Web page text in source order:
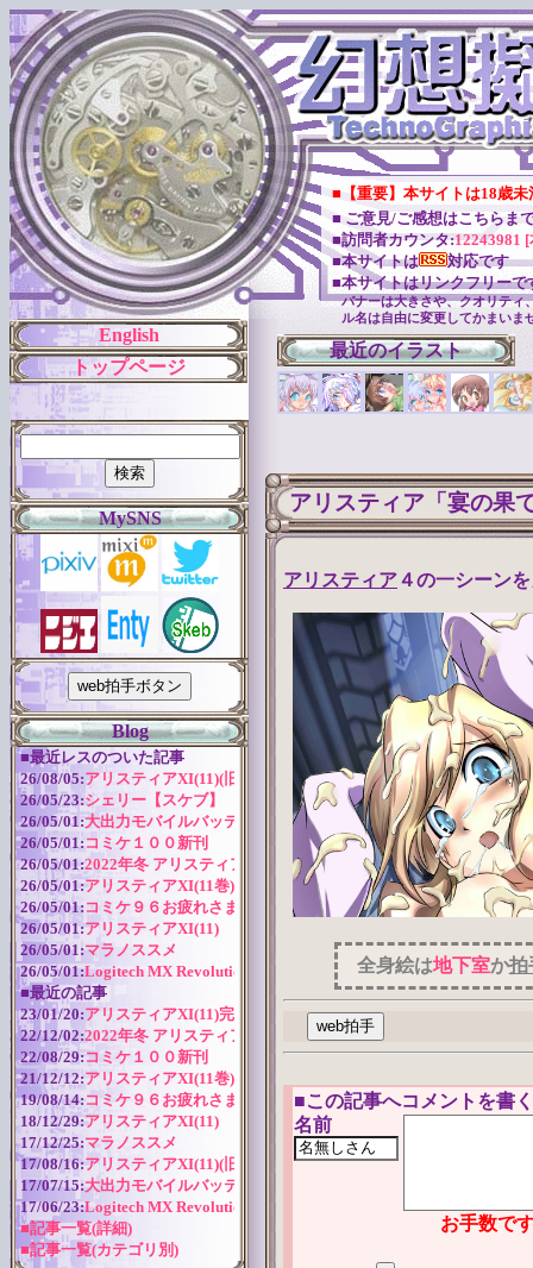
English
トップページ
■【重要】本サイトは18歳
■ ご意見/ご感想はこちらま
■訪問者カウンタ:12243981
■本サイトは
対応です
■本サイトはリンクフリーで
バナーは大きさや、クオリティ
ル名は自由に変更してかまいま
最近のイラスト
MySNS
Blog
■最近レスのついた記事
26/08/05:アリスティアXI(11)(旧版)
26/05/23:シェリー【スケブ】
26/05/01:大出力モバイルバッテリー
26/05/01:コミケ１００新刊
26/05/01:2022年冬 アリスティアシリーズ今後の予定
26/05/01:アリスティアXI(11巻) 作成近況
26/05/01: コミケ９６お疲れさまでした！
26/05/01:アリスティアXI(11)
26/05/01:マラノススメ
26/05/01:Logitech MX Revolution バッテリー交換
■最近の記事
23/01/20:アリスティアXI(11)完全版
22/12/02:2022年冬 アリスティアシリーズ今後の予定
22/08/29:コミケ１００新刊
21/12/12:アリスティアXI(11巻) 作成近況
19/08/14:コミケ９６お疲れさまでした！
18/12/29:アリスティアXI(11)
17/12/25:マラノススメ
17/08/16:アリスティアXI(11)(旧版)
17/07/15:大出力モバイルバッテリー
17/06/23:Logitech MX Revolution バッテリー交換
■記事一覧(詳細)
■記事一覧(カテゴリ別)
アリスティア「宴の果
アリスティア４の一シーン
全身絵は地下室か拍
■この記事へコメントを書
名前
お手数で